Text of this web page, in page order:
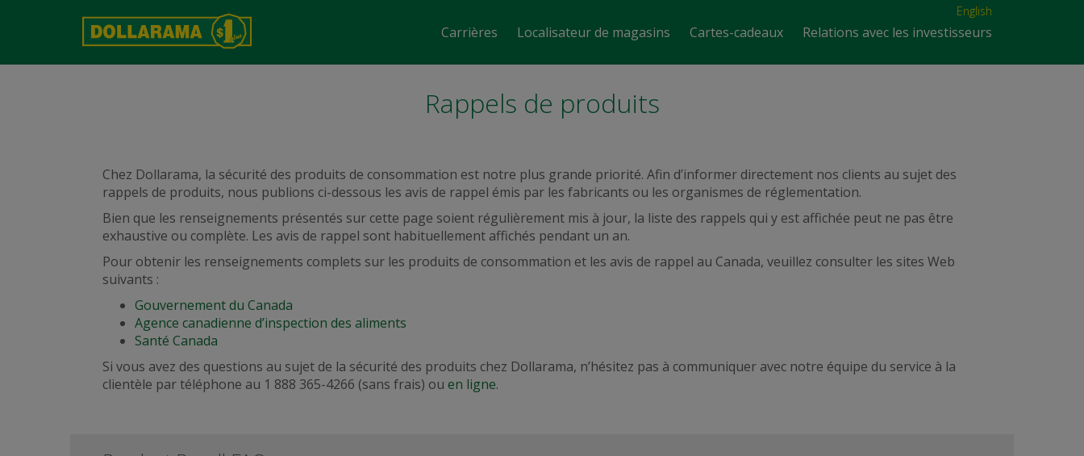
English
Carrières Localisateur de magasins Cartes-cadeaux Relations avec les investisseurs
Rappels de produits
Chez Dollarama, la sécurité des produits de consommation est notre plus grande priorité. Afin d’informer directement nos clients au sujet des
rappels de produits, nous publions ci-dessous les avis de rappel émis par les fabricants ou les organismes de réglementation.
Bien que les renseignements présentés sur cette page soient régulièrement mis à jour, la liste des rappels qui y est affichée peut ne pas être
exhaustive ou complète. Les avis de rappel sont habituellement affichés pendant un an.
Pour obtenir les renseignements complets sur les produits de consommation et les avis de rappel au Canada, veuillez consulter les sites Web
suivants :
Gouvernement du Canada
Agence canadienne d’inspection des aliments
Santé Canada
Si vous avez des questions au sujet de la sécurité des produits chez Dollarama, n’hésitez pas à communiquer avec notre équipe du service à la
clientèle par téléphone au 1 888 365-4266 (sans frais) ouen ligne.